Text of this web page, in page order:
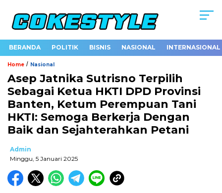
BERANDA POLITIK BISNIS NASIONAL INTERNASIONAL
Home / Nasional
Asep Jatnika Sutrisno Terpilih
Sebagai Ketua HKTI DPD Provinsi
Banten, Ketum Perempuan Tani
HKTI: Semoga Berkerja Dengan
Baik dan Sejahterahkan Petani
Admin
Minggu, 5 Januari 2025